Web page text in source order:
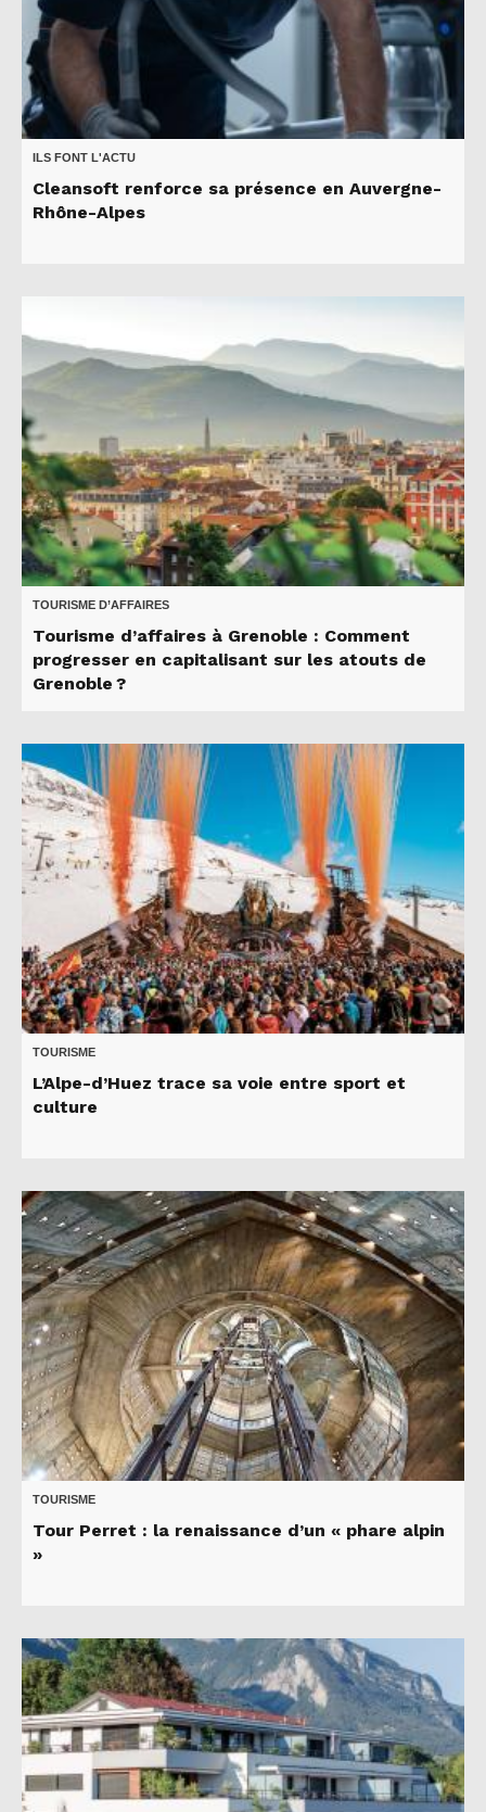
ILS FONT L'ACTU
Cleansoft renforce sa présence en Auvergne-
Rhône-Alpes
TOURISME D’AFFAIRES
Tourisme d’affaires à Grenoble : Comment
progresser en capitalisant sur les atouts de
Grenoble ?
TOURISME
L’Alpe-d’Huez trace sa voie entre sport et
culture
TOURISME
Tour Perret : la renaissance d’un « phare alpin
»